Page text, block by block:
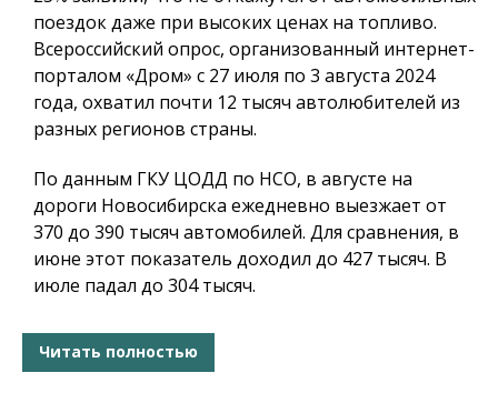
поездок даже при высоких ценах на топливо.
Всероссийский опрос, организованный интернет-
порталом «Дром» с 27 июля по 3 августа 2024
года, охватил почти 12 тысяч автолюбителей из
разных регионов страны.
По данным ГКУ ЦОДД по НСО, в августе на
дороги Новосибирска ежедневно выезжает от
370 до 390 тысяч автомобилей. Для сравнения, в
июне этот показатель доходил до 427 тысяч. В
июле падал до 304 тысяч.
Читать полностью